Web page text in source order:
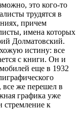
это кого-то
трудятся в
причем
имена которых
Долматовский.
истину: все
с книги. Он и
еще в 1932
все же перешел в
графика уже
стремление к